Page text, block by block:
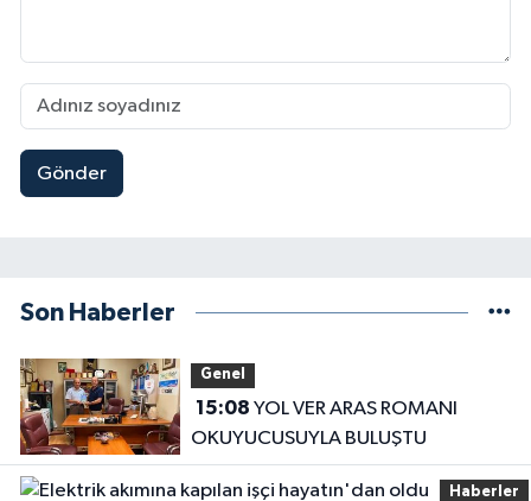
Gönder
Son Haberler
Genel
15:08
OKUYUCUSUYLA BULUŞTU
Haberler